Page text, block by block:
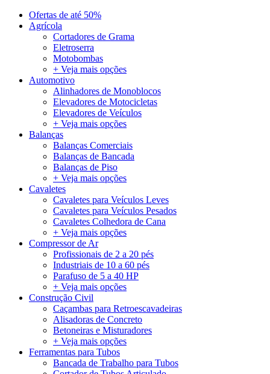
Ofertas de até 50%
Agrícola
Cortadores de Grama
Eletroserra
Motobombas
+ Veja mais opções
Automotivo
Alinhadores de Monoblocos
Elevadores de Motocicletas
Elevadores de Veículos
+ Veja mais opções
Balanças
Balanças Comerciais
Balanças de Bancada
Balanças de Piso
+ Veja mais opções
Cavaletes
Cavaletes para Veículos Leves
Cavaletes para Veículos Pesados
Cavaletes Colhedora de Cana
+ Veja mais opções
Compressor de Ar
Profissionais de 2 a 20 pés
Industriais de 10 a 60 pés
Parafuso de 5 a 40 HP
+ Veja mais opções
Construção Civil
Caçambas para Retroescavadeiras
Alisadoras de Concreto
Betoneiras e Misturadores
+ Veja mais opções
Ferramentas para Tubos
Bancada de Trabalho para Tubos